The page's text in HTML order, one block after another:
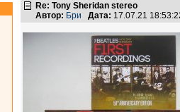
Re: Tony Sheridan stereo
Автор: Бри Дата: 17.07.21